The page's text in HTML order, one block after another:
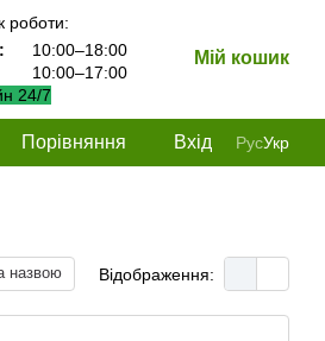
роботи:
10:00–18:00
10:00–17:00
24/7
Мій кошик
Порівняння Вхід РусУкр
назвою Відображення: